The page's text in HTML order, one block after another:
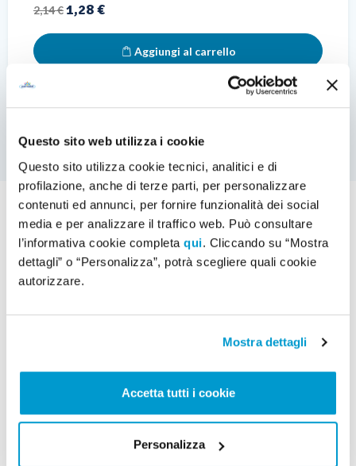
Questo sito web utilizza i cookie
Questo sito utilizza cookie tecnici, analitici e di
profilazione, anche di terze parti, per personalizzare
contenuti ed annunci, per fornire funzionalità dei social
media e per analizzare il traffico web. Può consultare
l’informativa cookie completa qui. Cliccando su “Mostra
dettagli” o “Personalizza”, potrà scegliere quali cookie
autorizzare.
Mostra dettagli
Accetta tutti i cookie
Personalizza
Prezzo base
2,14 €Prezzo
1,28 €
Aggiungi al carrello
Acquistato frequentemente
insieme